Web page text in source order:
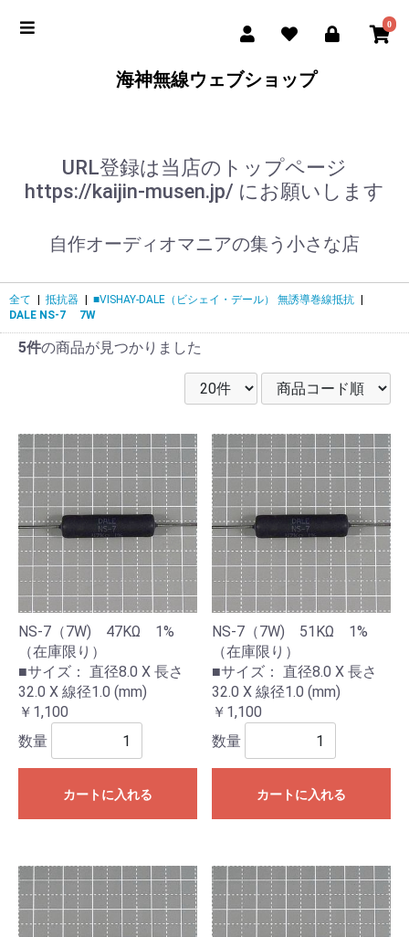
0
海神無線ウェブショップ
URL登録は当店のトップページ
https://kaijin-musen.jp/ にお願いします
自作オーディオマニアの集う小さな店
全て 抵抗器 ■VISHAY-DALE（ビシェイ・デール） 無誘導巻線抵抗
DALE NS-7 7W
5件の商品が見つかりました
NS-7（7W) 47KΩ 1%
（在庫限り）
■サイズ： 直径8.0 X 長さ
32.0 X 線径1.0 (mm)
￥1,100
数量
カートに入れる
NS-7（7W) 51KΩ 1%
（在庫限り）
■サイズ： 直径8.0 X 長さ
32.0 X 線径1.0 (mm)
￥1,100
数量
カートに入れる